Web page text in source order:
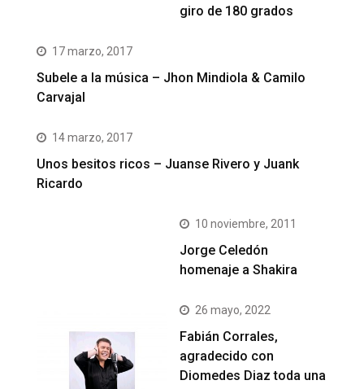
giro de 180 grados
17 marzo, 2017
Subele a la música – Jhon Mindiola & Camilo
Carvajal
14 marzo, 2017
Unos besitos ricos – Juanse Rivero y Juank
Ricardo
10 noviembre, 2011
Jorge Celedón
homenaje a Shakira
26 mayo, 2022
Fabián Corrales,
agradecido con
Diomedes Diaz toda una